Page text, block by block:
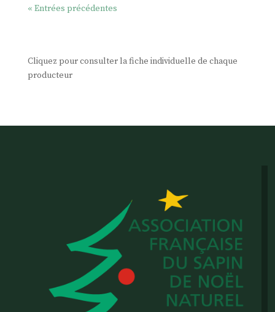
« Entrées précédentes
Cliquez pour consulter la fiche individuelle de chaque
producteur